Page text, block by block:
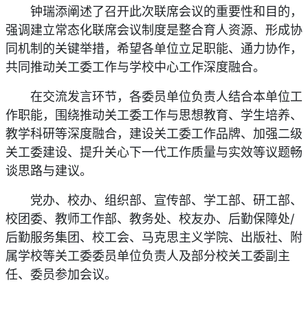
钟瑞添阐述了召开此次联席会议的重要性和目的，
强调建立常态化联席会议制度是整合育人资源、形成协
同机制的关键举措，希望各单位立足职能、通力协作，
共同推动关工委工作与学校中心工作深度融合。
在交流发言环节，各委员单位负责人结合本单位工
作职能，围绕推动关工委工作与思想教育、学生培养、
教学科研等深度融合，建设关工委工作品牌、加强二级
关工委建设、提升关心下一代工作质量与实效等议题畅
谈思路与建议。
党办、校办、组织部、宣传部、学工部、研工部、
校团委、教师工作部、教务处、校友办、后勤保障处/
后勤服务集团、校工会、马克思主义学院、出版社、附
属学校等关工委委员单位负责人及部分校关工委副主
任、委员参加会议。